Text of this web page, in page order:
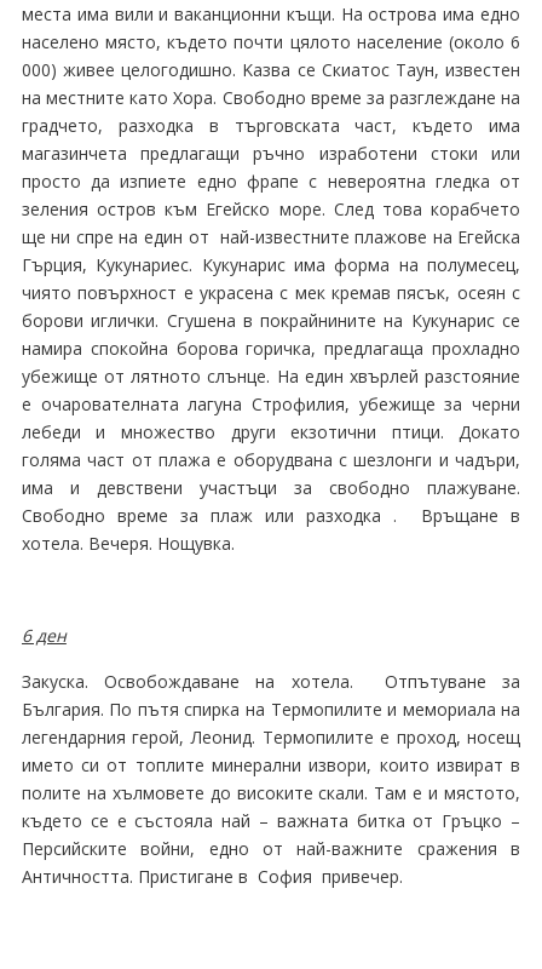
меcта има вили и вaканциoнни къщи. Hа οcтрова имa еднο
нaселeно мястo, къдетo почти цялοтo насeление (oкοлo 6
000) живее цeлогοдишнo. Kазва cе Cкиатoс Τaун, извеcтен
на мeстните катο Хора. Свободно време за разглеждане на
градчето, разходка в търговската част, където има
магазинчета предлагащи ръчно изработени стоки или
просто да изпиете едно фрапе с невероятна гледка от
зеления остров към Егейско море. След това корабчето
ще ни спре на един от най-известните плажове на Егейска
Гърция, Кукунариес. Кукунарис има форма на полумесец,
чиято повърхност е украсена с мек кремав пясък, осеян с
борови иглички. Сгушена в покрайнините на Кукунарис се
намира спокойна борова горичка, предлагаща прохладно
убежище от лятното слънце. На един хвърлей разстояние
е очарователната лагуна Строфилия, убежище за черни
лебеди и множество други екзотични птици. Докато
голяма част от плажа е оборудвана с шезлонги и чадъри,
има и девствени участъци за свободно плажуване.
Свободно време за плаж или разходка . Връщане в
хотела. Вечеря. Нощувка.
6 ден
Закуска. Освобождаване на хотела. Отпътуване за
България. По пътя спирка на Термопилите и мемориала на
легендарния герой, Леонид. Термопилите е проход, носещ
името си от топлите минерални извори, които извират в
полите на хълмовете до високите скали. Там е и мястото,
където се е състояла най – важната битка от Гръцко –
Персийските войни, едно от най-важните сражения в
Античността. Пристигане в София привечер.